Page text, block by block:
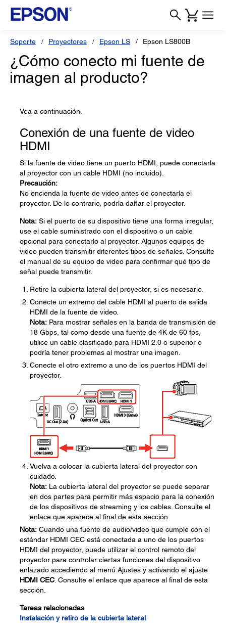
Soporte Proyectores Epson LS Epson LS800B
¿Cómo conecto mi fuente de
imagen al producto?
Vea a continuación.
Conexión de una fuente de video
HDMI
Si la fuente de video tiene un puerto HDMI, puede conectarla
al proyector con un cable HDMI (no incluido).
Precaución:
No encienda la fuente de video antes de conectarla el
proyector. De lo contrario, podría dañar el proyector.
Nota: Si el puerto de su dispositivo tiene una forma irregular,
use el cable suministrado con el dispositivo o un cable
opcional para conectarlo al proyector. Algunos equipos de
video pueden transmitir diferentes tipos de señales. Consulte
el manual de su equipo de video para confirmar qué tipo de
señal puede transmitir.
Retire la cubierta lateral del proyector, si es necesario.
Conecte un extremo del cable HDMI al puerto de salida
HDMI de la fuente de video.
Nota: Para mostrar señales en la banda de transmisión de
18 Gbps, tal como desde una fuente de 4K de 60 fps,
utilice un cable clasificado para HDMI 2.0 o superior o
podría tener problemas al mostrar una imagen.
Conecte el otro extremo a uno de los puertos HDMI del
proyector.
Vuelva a colocar la cubierta lateral del proyector con
cuidado.
Nota: La cubierta lateral del proyector se puede separar
en dos partes para permitir más espacio para la conexión
de los dispositivos de streaming y los cables. Consulte el
enlace que aparece al final de esta sección.
Nota: Cuando una fuente de audio/video que cumple con el
estándar HDMI CEC está conectada a uno de los puertos
HDMI del proyector, puede utilizar el control remoto del
proyector para controlar ciertas funciones del dispositivo
enlazado accediendo al menú Ajustes y activando el ajuste
HDMI CEC . Consulte el enlace que aparece al final de esta
sección.
Tareas relacionadas
Instalación y retiro de la cubierta lateral